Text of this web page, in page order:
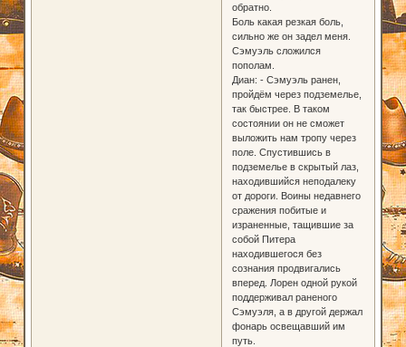
обратно.
Боль какая резкая боль,
сильно же он задел меня.
Сэмуэль сложился
пополам.
Диан: - Сэмуэль ранен,
пройдём через подземелье,
так быстрее. В таком
состоянии он не сможет
выложить нам тропу через
поле. Спустившись в
подземелье в скрытый лаз,
находившийся неподалеку
от дороги. Воины недавнего
сражения побитые и
израненные, тащившие за
собой Питера
находившегося без
сознания продвигались
вперед. Лорен одной рукой
поддерживал раненого
Сэмуэля, а в другой держал
фонарь освещавший им
путь.